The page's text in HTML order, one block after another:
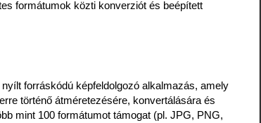
formátumok közti konverziót és beépített
forráskódú képfeldolgozó alkalmazás, amely
történő átméretezésére, konvertálására és
mint 100 formátumot támogat (pl. JPG, PNG,